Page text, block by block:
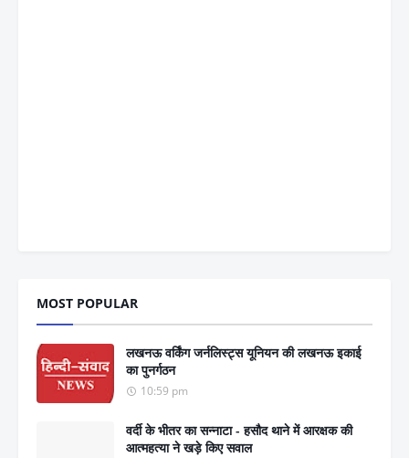
MOST POPULAR
लखनऊ वर्किंग जर्नलिस्ट्स यूनियन की लखनऊ इकाई
का पुनर्गठन
10:59 pm
वर्दी के भीतर का सन्नाटा - हसौद थाने में आरक्षक की
आत्महत्या ने खड़े किए सवाल